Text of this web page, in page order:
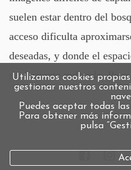
suelen estar dentro del
acceso dificulta
deseadas, y donde el
ser bastante reducido.
Utilizamos cookies
gestionar nuestros
Puedes aceptar todas
Para obtener más
pulsa